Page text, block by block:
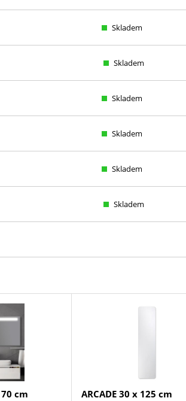
Skladem
Skladem
Skladem
Skladem
Skladem
Skladem
70 cm ARCADE 30 x 125 cm